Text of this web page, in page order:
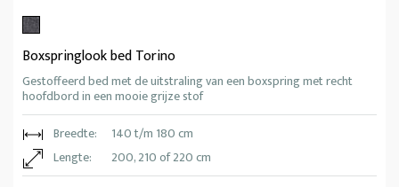
Boxspringlook bed Torino
Gestoffeerd bed met de uitstraling van een boxspring met recht
hoofdbord in een mooie grijze stof
Breedte:
140 t/m 180 cm
Lengte:
200, 210 of 220 cm